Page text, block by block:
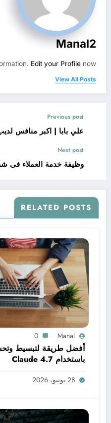
Manal2
Edit your Profile now.
View All Posts
Previous post
علي بابا | اكبر منافس لديب
Next post
وظيفة خدمة العملاء فى
RELATED POSTS
Manal
0
أفضل طريقة لتبسيط
باستخدام Claude 4.7
28 يونيو، 2026